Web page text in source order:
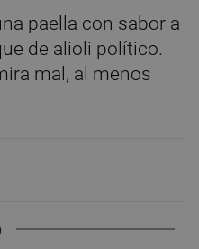
paella con sabor a
de alioli político.
mal, al menos